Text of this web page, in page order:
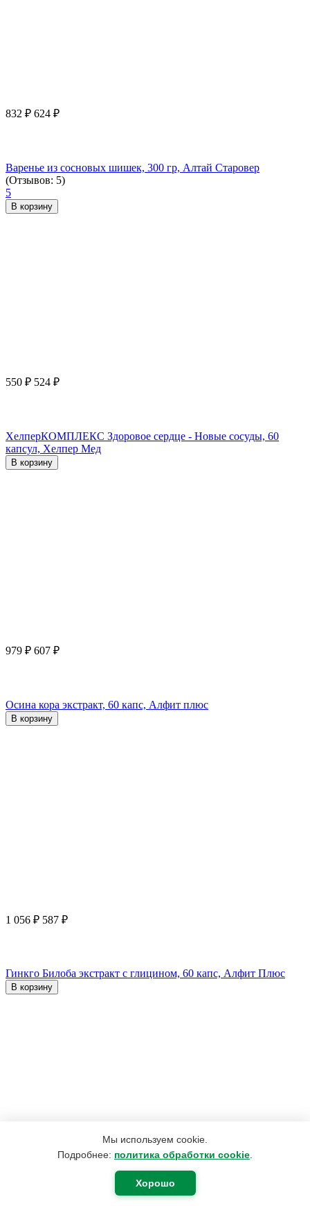
Мы используем cookie.
Подробнее: политика обработки cookie
Хорошо
832 ₽ 624 ₽
Варенье из сосновых шишек, 300 гр, Алтай Старовер
(Отзывов: 5)
5
В корзину
550 ₽ 524 ₽
ХелперКОМПЛЕКС Здоровое сердце - Новые сосуды, 60
капсул, Хелпер Мед
В корзину
979 ₽ 607 ₽
Осина кора экстракт, 60 капс, Алфит плюс
В корзину
1 056 ₽ 587 ₽
Гинкго Билоба экстракт с глицином, 60 капс, Алфит Плюс
В корзину